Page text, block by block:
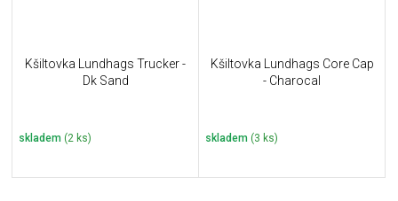
Kšiltovka Lundhags Trucker -
Dk Sand
skladem (2 ks)
Kšiltovka Lundhags Core Cap
- Charocal
skladem (3 ks)